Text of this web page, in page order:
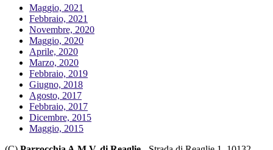
Maggio, 2021
Febbraio, 2021
Novembre, 2020
Maggio, 2020
Aprile, 2020
Marzo, 2020
Febbraio, 2019
Giugno, 2018
Agosto, 2017
Febbraio, 2017
Dicembre, 2015
Maggio, 2015